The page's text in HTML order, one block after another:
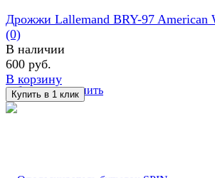
избранное сравнить
Дрожжи Lallemand BRY-97 American
(0)
В наличии
600 руб.
В корзину